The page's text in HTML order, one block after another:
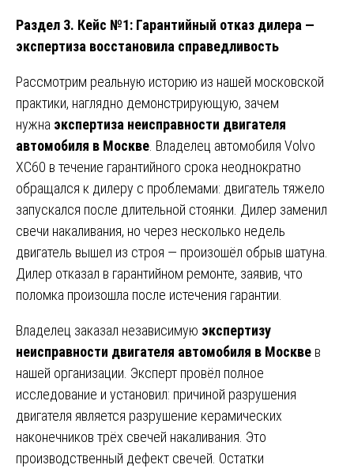
Раздел 3. Кейс №1: Гарантийный отказ дилера —
экспертиза восстановила справедливость
Рассмотрим реальную историю из нашей московской
практики, наглядно демонстрирующую, зачем
нужна экспертиза неисправности двигателя
автомобиля в Москве . Владелец автомобиля Volvo
XC60 в течение гарантийного срока неоднократно
обращался к дилеру с проблемами: двигатель тяжело
запускался после длительной стоянки. Дилер заменил
свечи накаливания, но через несколько недель
двигатель вышел из строя — произошёл обрыв шатуна.
Дилер отказал в гарантийном ремонте, заявив, что
поломка произошла после истечения гарантии.
Владелец заказал независимую экспертизу
неисправности двигателя автомобиля в Москве в
нашей организации. Эксперт провёл полное
исследование и установил: причиной разрушения
двигателя является разрушение керамических
наконечников трёх свечей накаливания. Это
производственный дефект свечей. Остатки